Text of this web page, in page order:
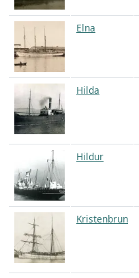
Elna
Hilda
Hildur
Kristenbrun